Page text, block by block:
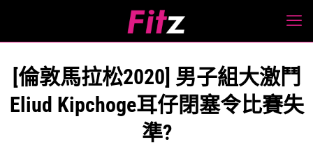
[倫敦馬拉松2020] 男子組大激鬥
Eliud Kipchoge耳仔閉塞令比賽失
準?